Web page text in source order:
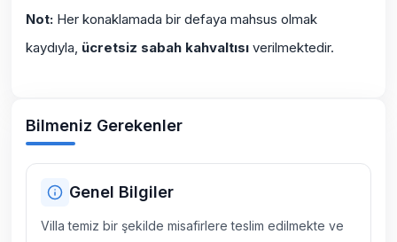
Not: Her konaklamada bir defaya mahsus olmak
kaydıyla, ücretsiz sabah kahvaltısı verilmektedir.
Bilmeniz Gerekenler
Genel Bilgiler
Villa temiz bir şekilde misafirlere teslim edilmekte ve